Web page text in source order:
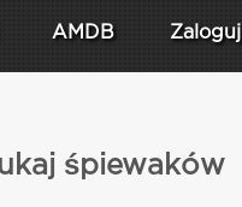
AMDB Zaloguj
śpiewaków